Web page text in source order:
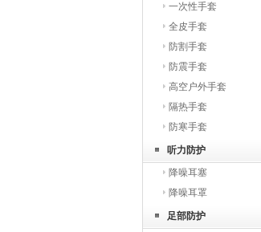
一次性手套
全皮手套
防割手套
防震手套
高空户外手套
隔热手套
防寒手套
听力防护
降噪耳塞
降噪耳罩
足部防护